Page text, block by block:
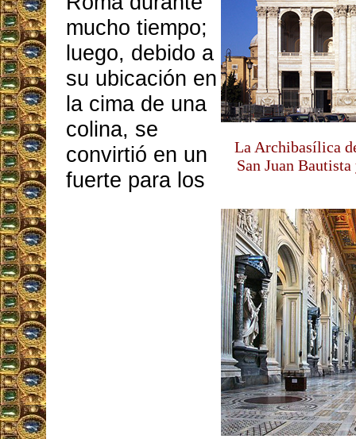
La Archibasílica
San Juan
mucho tiempo;
luego, debido a
su ubicación en
la cima de una
colina, se
convirtió en un
fuerte para los